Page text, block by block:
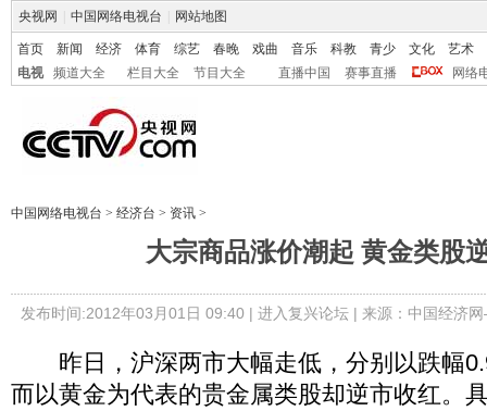
央视网 中国网络电视台 网站地图
首页 新闻 经济 体育 综艺 春晚 戏曲 音乐 科教 青少 文化
艺术
电视
频道大全 栏目大全 节目大全 直播中国 赛事直播 网络
中国网络电视台 > 经济台 > 资讯 >
大宗商品涨价潮起 黄金类股
发布时间:2012年03月01日 09:40 | 进入复兴论坛| 来源：中国经济
昨日，沪深两市大幅走低，分别以跌幅
而以黄金为代表的贵金属类股却逆市收红。